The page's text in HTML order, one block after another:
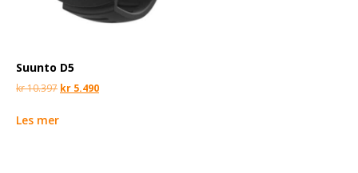
Suunto D5
kr10.397 kr 5.490
Les mer